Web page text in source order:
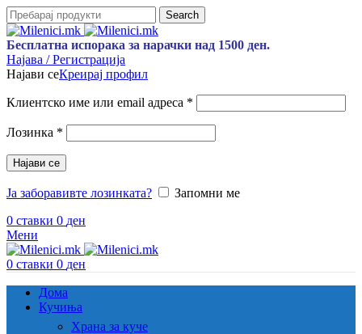
Search
Бесплатна испорака за нарачки над 1500 ден.
Најава / Регистрација
Најави сеКреирај профил
Клиентско име или email адреса *
Лозинка *
Најави се
Ја заборавивте лозинката?
Запомни ме
0 ставки 0 ден
Мени
0 ставки 0 ден
Дома
Кучиња
Храна за куче